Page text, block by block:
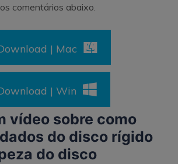
comentários abaixo.
| Mac
| Win
vídeo sobre como
do disco rígido
do disco